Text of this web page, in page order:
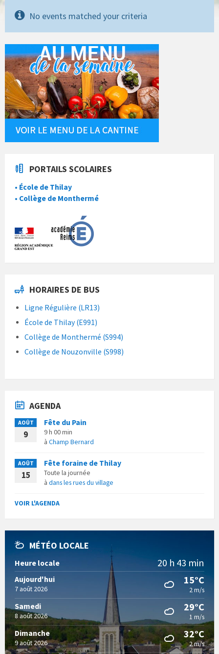
No events matched your criteria
PORTAILS SCOLAIRES
• École de Thilay
• Collège de Monthermé
HORAIRES DE BUS
Ligne Régulière (LR13)
École de Thilay (E991)
Collège de Monthermé (S994)
Collège de Nouzonville (S998)
AGENDA
AOÛT
9
Fête du Pain
9 h 00 min
à Champ Bernard
AOÛT
15
Fête foraine de Thilay
Toute la journée
à dans les rues du village
VOIR L'AGENDA
MÉTÉO LOCALE
Heure locale 20 h 43 min
Aujourd'hui
7 août 2026
15°C
2 m/s
Samedi
8 août 2026
29°C
1 m/s
Dimanche
9 août 2026
32°C
2 m/s